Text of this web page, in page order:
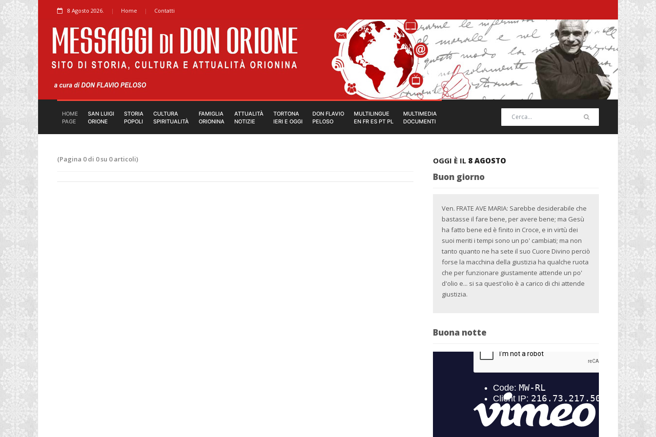
8 Agosto 2026. Home Contatti
HOME
PAGE
SAN LUIGI
ORIONE
STORIA
POPOLI
CULTURA
SPIRITUALITÀ
FAMIGLIA
ORIONINA
ATTUALITÀ
NOTIZIE
TORTONA
IERI E OGGI
DON FLAVIO
PELOSO
MULTILINGUE
EN FR ES PT PL
MULTIMEDIA
DOCUMENTI
(Pagina 0 di 0 su 0 articoli) OGGI È IL 8 AGOSTO
Buon giorno
Ven. FRATE AVE MARIA: Sarebbe desiderabile che
bastasse il fare bene, per avere bene; ma Gesù
ha fatto bene ed è finito in Croce, e in virtù dei
suoi meriti i tempi sono un po' cambiati; ma non
tanto quanto ne ha sete il suo Cuore Divino perciò
forse la macchina della giustizia ha qualche ruota
che per funzionare giustamente attende un po'
d'olio e... si sa quest'olio è a carico di chi attende
giustizia.
Buona notte